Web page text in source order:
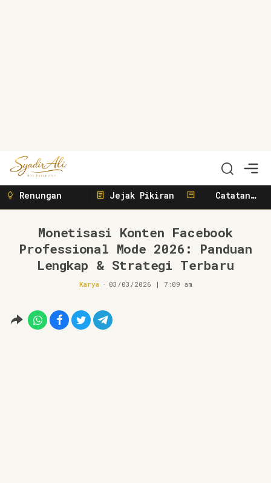
Syadir Ali
Menulis, Berbisnis, Meliput, Menggerakkan
Renungan Jejak Pikiran
Catatan
Monetisasi Konten Facebook
Professional Mode 2026: Panduan
Lengkap & Strategi Terbaru
Karya 03/03/2026 | 7:09 am